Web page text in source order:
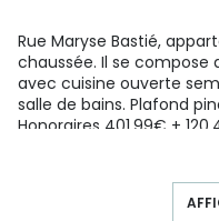
Rue Maryse Bastié,
chaussée. Il se compose
avec cuisine ouverte
salle de bains. Plafond
Honoraires 401.99€ +
La prise de rendez-vous